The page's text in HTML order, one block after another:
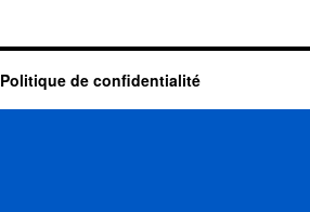
Politique de confidentialité